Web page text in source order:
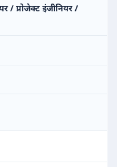
/ प्रोजेक्ट इंजीनियर /